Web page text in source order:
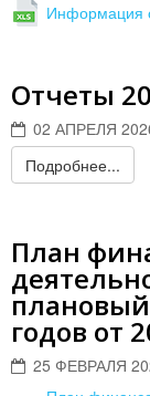
Информация
Отчеты
02 АПРЕЛЯ
Подробнее...
План
годов от
25 ФЕВРАЛЯ